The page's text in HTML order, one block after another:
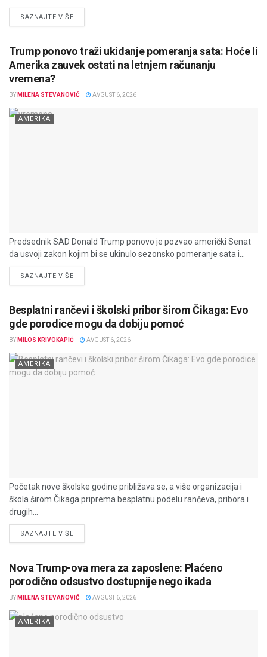
SAZNAJTE VIŠEDETAILS
Trump ponovo traži ukidanje pomeranja sata: Hoće li
Amerika zauvek ostati na letnjem računanju
vremena?
BY MILENA STEVANOVIĆ AVGUST 6, 2026
AMERIKA
Predsednik SAD Donald Trump ponovo je pozvao američki Senat
da usvoji zakon kojim bi se ukinulo sezonsko pomeranje sata i...
SAZNAJTE VIŠEDETAILS
Besplatni rančevi i školski pribor širom Čikaga: Evo
gde porodice mogu da dobiju pomoć
BY MILOS KRIVOKAPIĆ AVGUST 6, 2026
AMERIKA
Početak nove školske godine približava se, a više organizacija i
škola širom Čikaga priprema besplatnu podelu rančeva, pribora i
drugih...
SAZNAJTE VIŠEDETAILS
Nova Trump-ova mera za zaposlene: Plaćeno
porodično odsustvo dostupnije nego ikada
BY MILENA STEVANOVIĆ AVGUST 6, 2026
AMERIKA